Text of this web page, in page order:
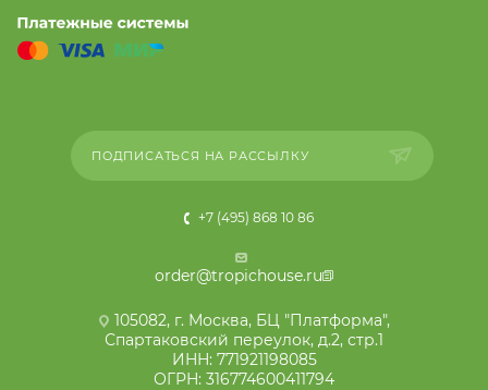
ПОДПИСАТЬСЯ НА РАССЫЛКУ
+7 (495) 868 10 86
order@tropichouse.ru
105082, г. Москва, БЦ "Платформа",
Спартаковский переулок, д.2, стр.1
ИНН: 771921198085
ОГРН: 316774600411794